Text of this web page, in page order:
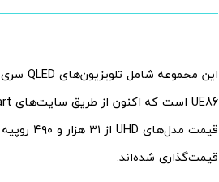
قیمت‌گذاری شده‌اند.